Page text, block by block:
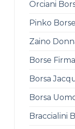
Orciani
Pinko Borse
Zaino
Borse
Borsa
Borsa
Braccialini